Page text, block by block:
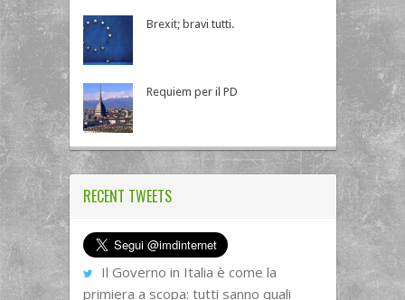
Brexit; bravi tutti.
Requiem per il PD
RECENT TWEETS
Il Governo in Italia è come la
primiera a scopa: tutti sanno quali